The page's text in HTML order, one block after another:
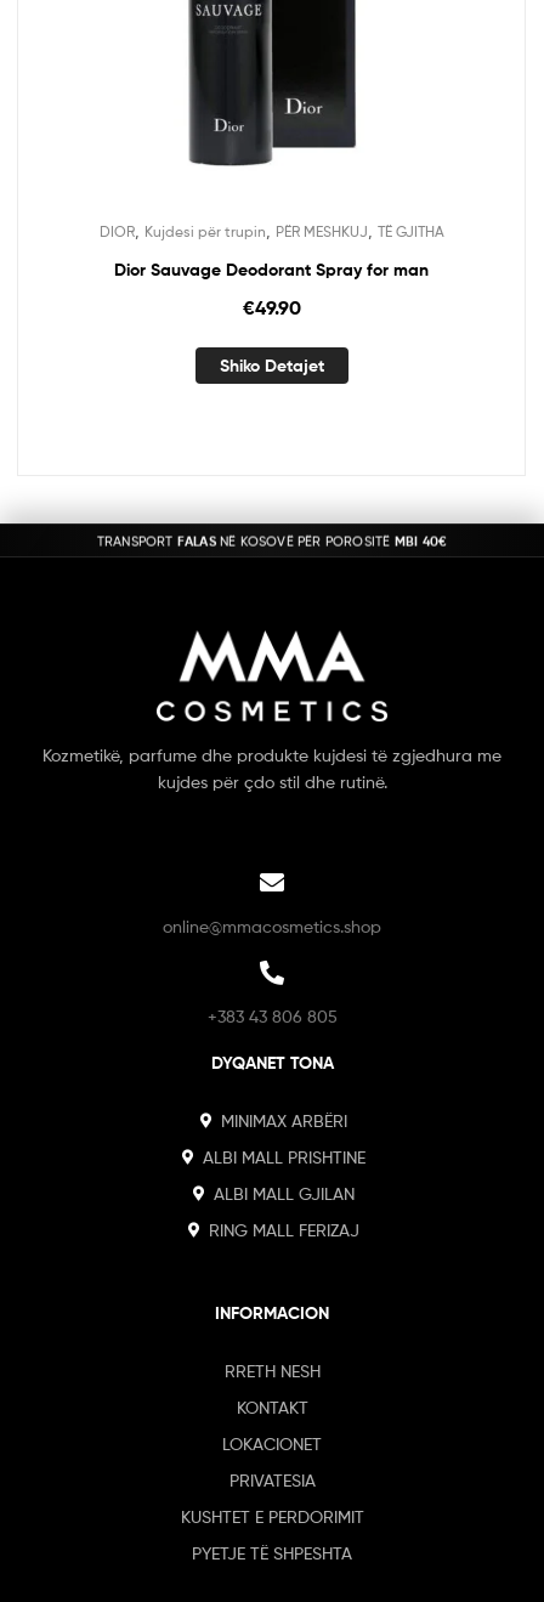
DIOR, Kujdesi për trupin PËR MESHKUJ TË GJITHA
Dior Sauvage Deodorant Spray for man
€49.90
Shiko Detajet
Kozmetikë, parfume dhe produkte kujdesi të zgjedhura me
kujdes për çdo stil dhe rutinë.
online@mmacosmetics.shop
+383 43 806 805
DYQANET TONA
MINIMAX ARBËRI
ALBI MALL PRISHTINE
ALBI MALL GJILAN
RING MALL FERIZAJ
INFORMACION
RRETH NESH
KONTAKT
LOKACIONET
PRIVATESIA
KUSHTET E PERDORIMIT
PYETJE TË SHPESHTA
TRANSPORT FALASNË KOSOVË PËR POROSITË MBI 40€